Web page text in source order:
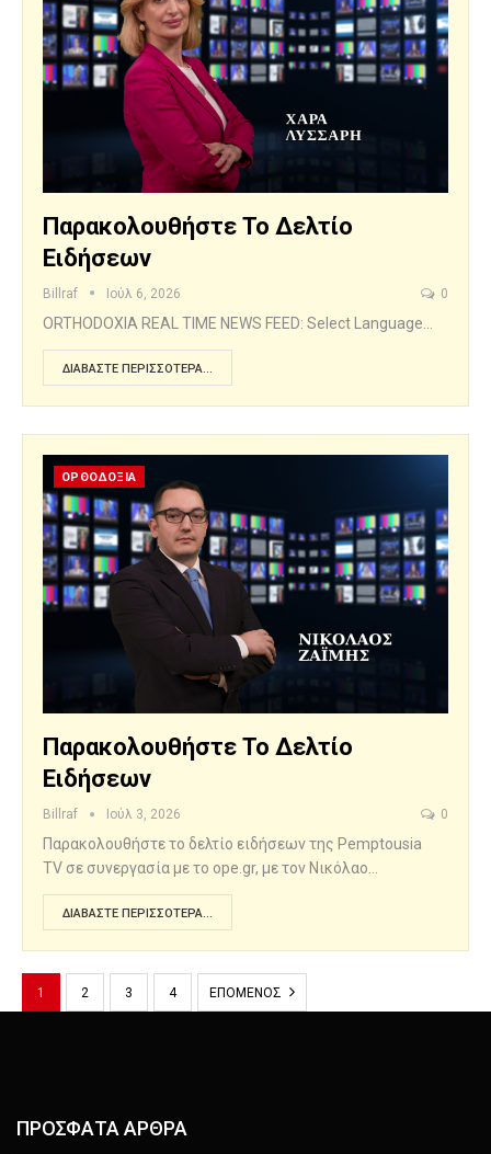
Παρακολουθήστε Το Δελτίο
Ειδήσεων
Billraf Ιούλ 6, 2026 0
ORTHODOXIA REAL TIME NEWS FEED: Select Language…
ΔΙΑΒΆΣΤΕ ΠΕΡΙΣΣΌΤΕΡΑ...
ΟΡΘΟΔΟΞΙΑ
Παρακολουθήστε Το Δελτίο
Ειδήσεων
Billraf Ιούλ 3, 2026 0
Παρακολουθήστε το δελτίο ειδήσεων της Pemptousia
TV σε συνεργασία με το ope.gr, με τον Νικόλαο…
ΔΙΑΒΆΣΤΕ ΠΕΡΙΣΣΌΤΕΡΑ...
1 2 3 4 ΕΠΌΜΕΝΟΣ
ΠΡΟΣΦΑΤΑ ΑΡΘΡΑ